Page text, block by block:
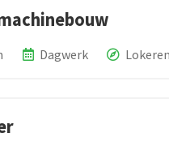
Dagwerk